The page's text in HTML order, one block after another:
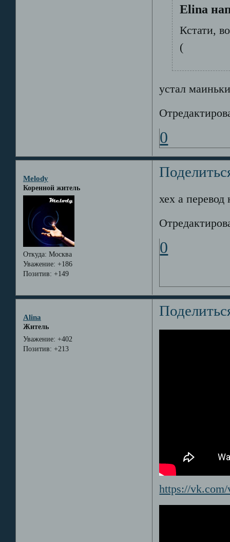
Elina
Кстати,
(
устал
0
Melody
Коренной житель
Откуда: Москва
Уважение: +186
Позитив: +149
хех а
0
Alina
Житель
Уважение: +402
Позитив: +213
https://vk.com/